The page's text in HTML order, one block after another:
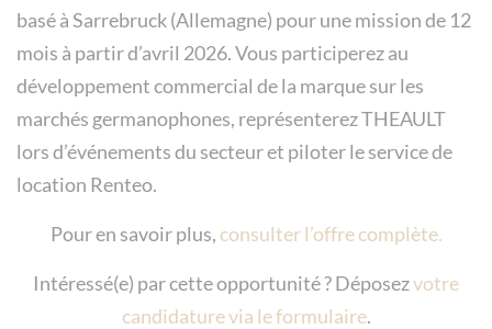
basé à Sarrebruck (Allemagne) pour une mission de 12
mois à partir d’avril 2026. Vous participerez au
développement commercial de la marque sur les
marchés germanophones, représenterez THEAULT
lors d’événements du secteur et piloter le service de
location Renteo.
Pour en savoir plus, consulter l’offre complète.
Intéressé(e) par cette opportunité ? Déposezvotre
candidature via le formulaire.